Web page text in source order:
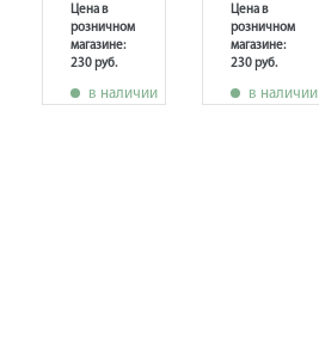
Цена в
розничном
магазине:
230 руб.
в наличии
Цена в
розничном
магазине:
230 руб.
в наличии